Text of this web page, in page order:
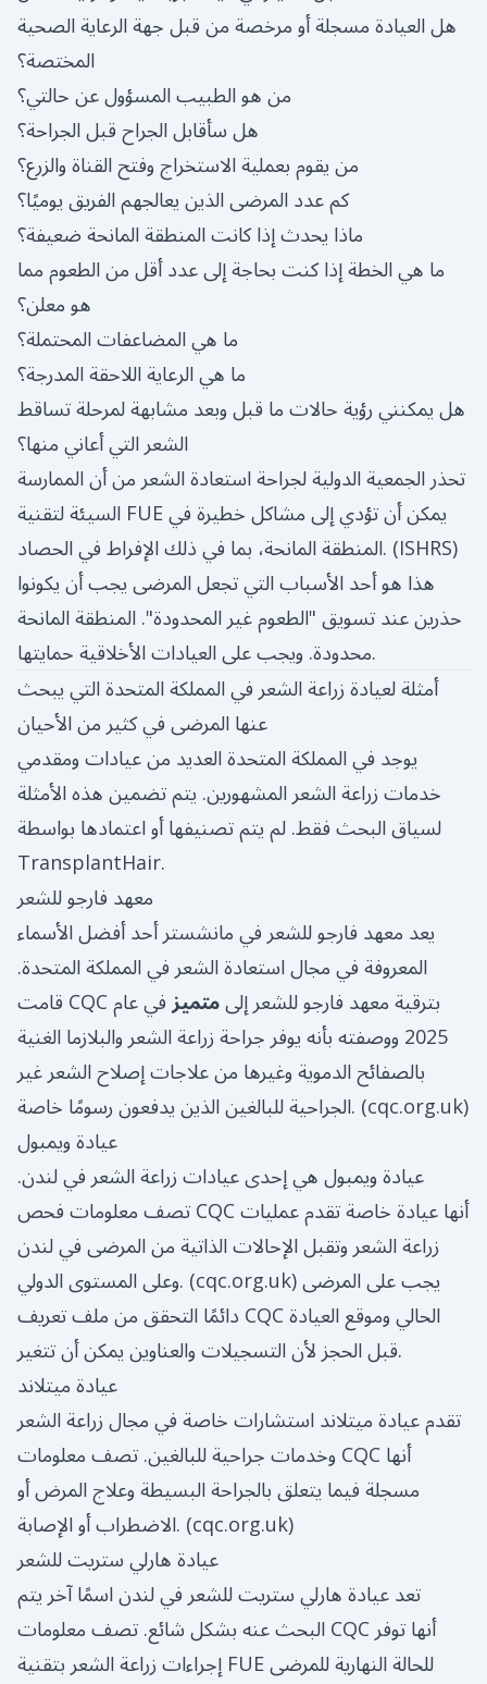
هل العيادة مسجلة أو مرخصة من قبل جهة الرعاية الصحية
المختصة؟
من هو الطبيب المسؤول عن حالتي؟
هل سأقابل الجراح قبل الجراحة؟
من يقوم بعملية الاستخراج وفتح القناة والزرع؟
كم عدد المرضى الذين يعالجهم الفريق يوميًا؟
ماذا يحدث إذا كانت المنطقة المانحة ضعيفة؟
ما هي الخطة إذا كنت بحاجة إلى عدد أقل من الطعوم مما
هو معلن؟
ما هي المضاعفات المحتملة؟
ما هي الرعاية اللاحقة المدرجة؟
هل يمكنني رؤية حالات ما قبل وبعد مشابهة لمرحلة تساقط
الشعر التي أعاني منها؟
تحذر الجمعية الدولية لجراحة استعادة الشعر من أن الممارسة
السيئة لتقنية FUE يمكن أن تؤدي إلى مشاكل خطيرة في
المنطقة المانحة، بما في ذلك الإفراط في الحصاد. (ISHRS)
هذا هو أحد الأسباب التي تجعل المرضى يجب أن يكونوا
حذرين عند تسويق "الطعوم غير المحدودة". المنطقة المانحة
محدودة. ويجب على العيادات الأخلاقية حمايتها.
أمثلة لعيادة زراعة الشعر في المملكة المتحدة التي يبحث
عنها المرضى في كثير من الأحيان
يوجد في المملكة المتحدة العديد من عيادات ومقدمي
خدمات زراعة الشعر المشهورين. يتم تضمين هذه الأمثلة
لسياق البحث فقط. لم يتم تصنيفها أو اعتمادها بواسطة
TransplantHair.
معهد فارجو للشعر
يعد معهد فارجو للشعر في مانشستر أحد أفضل الأسماء
المعروفة في مجال استعادة الشعر في المملكة المتحدة.
قامت CQC بترقية معهد فارجو للشعر إلى متميز في عام
2025 ووصفته بأنه يوفر جراحة زراعة الشعر والبلازما الغنية
بالصفائح الدموية وغيرها من علاجات إصلاح الشعر غير
الجراحية للبالغين الذين يدفعون رسومًا خاصة. (cqc.org.uk)
عيادة ويمبول
عيادة ويمبول هي إحدى عيادات زراعة الشعر في لندن.
تصف معلومات فحص CQC أنها عيادة خاصة تقدم عمليات
زراعة الشعر وتقبل الإحالات الذاتية من المرضى في لندن
وعلى المستوى الدولي. (cqc.org.uk) يجب على المرضى
دائمًا التحقق من ملف تعريف CQC الحالي وموقع العيادة
قبل الحجز لأن التسجيلات والعناوين يمكن أن تتغير.
عيادة ميتلاند
تقدم عيادة ميتلاند استشارات خاصة في مجال زراعة الشعر
وخدمات جراحية للبالغين. تصف معلومات CQC أنها
مسجلة فيما يتعلق بالجراحة البسيطة وعلاج المرض أو
الاضطراب أو الإصابة. (cqc.org.uk)
عيادة هارلي ستريت للشعر
تعد عيادة هارلي ستريت للشعر في لندن اسمًا آخر يتم
البحث عنه بشكل شائع. تصف معلومات CQC أنها توفر
إجراءات زراعة الشعر بتقنية FUE للحالة النهارية للمرضى